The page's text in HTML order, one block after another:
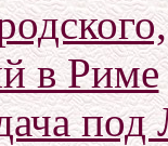
в Риме
под